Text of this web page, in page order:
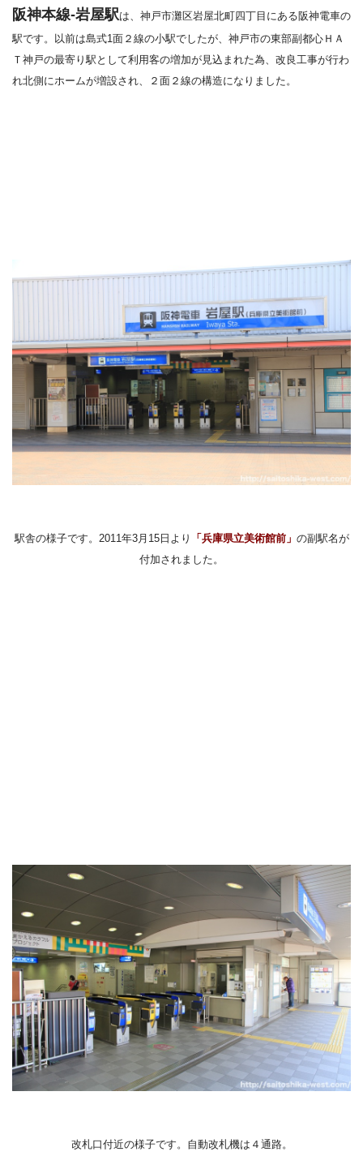
阪神本線-岩屋駅は、神戸市灘区岩屋北町四丁目にある阪神電車の
駅です。
以前は島式1面２線の小駅でしたが、神戸市の東部副都心ＨＡ
Ｔ神戸の最寄り駅として利用客の増加が見込まれた為、改良工事が行わ
れ北側にホームが増設され、２面２線の構造になりました。
駅舎の様子です。2011年3月15日より 「兵庫県立美術館前」 の副駅名が
付加されました。
改札口付近の様子です。自動改札機は４通路。